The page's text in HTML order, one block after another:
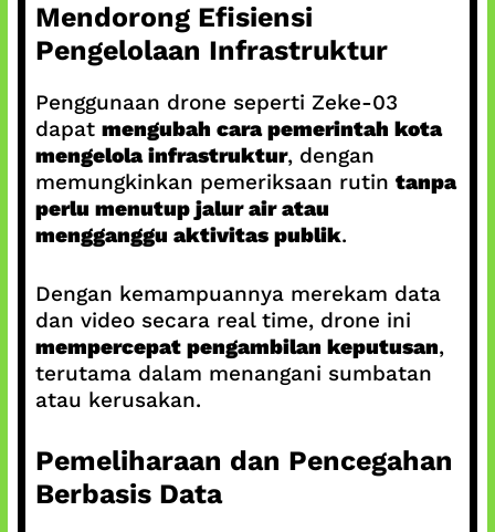
Mendorong Efisiensi
Pengelolaan Infrastruktur
Penggunaan drone seperti Zeke-03
dapat mengubah cara pemerintah kota
mengelola infrastruktur, dengan
memungkinkan pemeriksaan rutin tanpa
perlu menutup jalur air atau
mengganggu aktivitas publik.
Dengan kemampuannya merekam data
dan video secara real time, drone ini
mempercepat pengambilan keputusan,
terutama dalam menangani sumbatan
atau kerusakan.
Pemeliharaan dan Pencegahan
Berbasis Data